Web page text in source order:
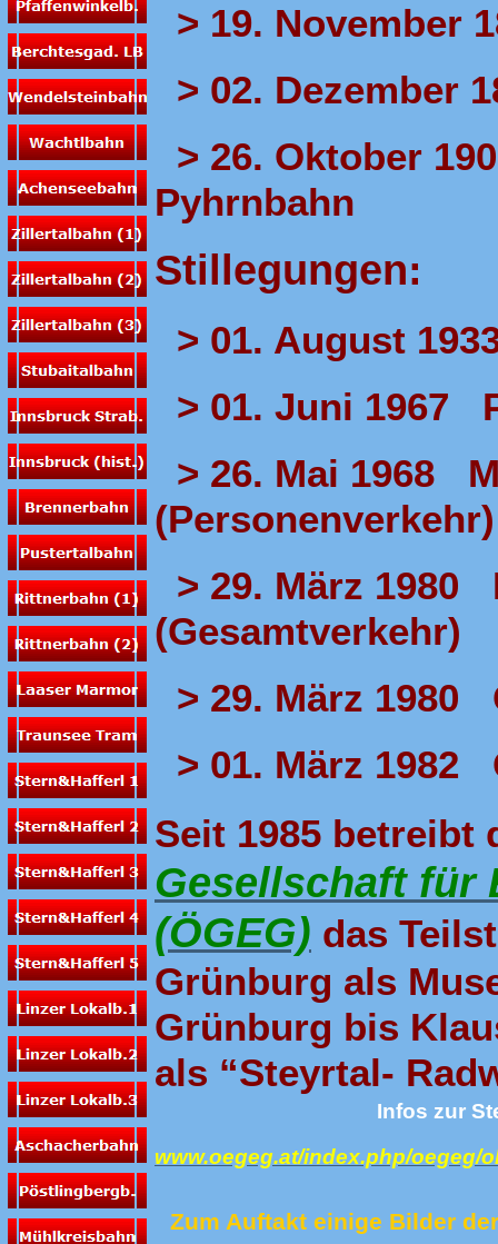
> 19. November
> 02. Dezember
> 26. Oktober
Pyhrnbahn
Stillegungen:
> 01. August
> 01. Juni 1967
> 26. Mai 1968
(Personenverkehr)
> 29. März 1980
(Gesamtverkehr)
> 29. März 1980
> 01. März 1982
Seit 1985 betreibt
Gesellschaft für
(ÖGEG) das
Grünburg als
Grünburg bis
als “Steyrtal-
Infos zur
www.oegeg.at/index.php/oegeg/
Zum Auftakt einige Bilder